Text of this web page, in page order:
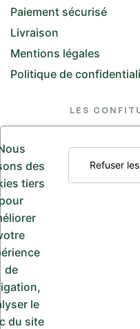
Paiement sécurisé
Livraison
Mentions légales
Politique de
LES
26 Rue de l'Église,
Appelez-nous
03 87 24 30 97
des
tiers
de
le
du site
Refuser